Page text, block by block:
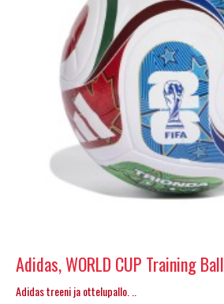
Adidas, WORLD CUP Training Ball
Adidas treeni ja ottelupallo. ..